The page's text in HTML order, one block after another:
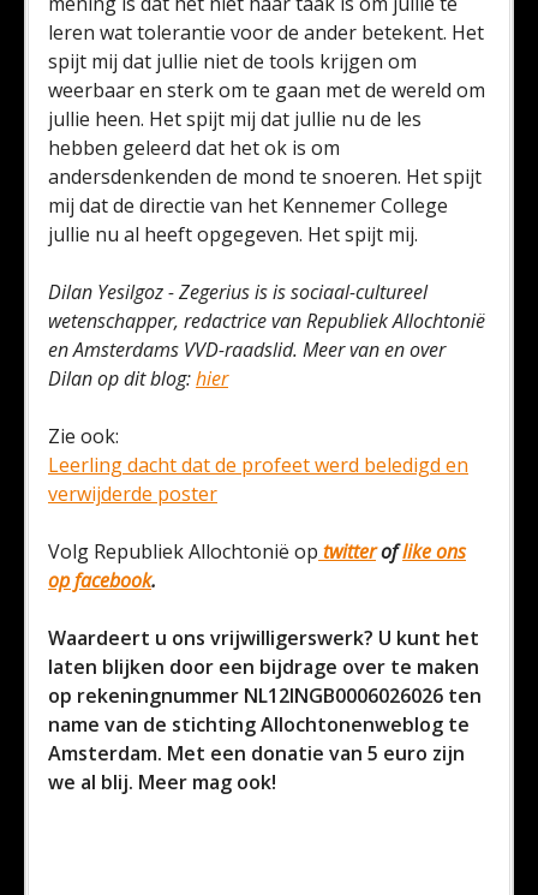
leren wat tolerantie voor de ander betekent. Het
spijt mij dat jullie niet de tools krijgen om
weerbaar en sterk om te gaan met de wereld om
jullie heen. Het spijt mij dat jullie nu de les
hebben geleerd dat het ok is om
andersdenkenden de mond te snoeren. Het spijt
mij dat de directie van het Kennemer College
jullie nu al heeft opgegeven. Het spijt mij.
Dilan Yesilgoz - Zegerius is is sociaal-cultureel
wetenschapper, redactrice van Republiek Allochtonië
en Amsterdams VVD-raadslid. Meer van en over
Dilan op dit blog:hier
Zie ook:
Leerling dacht dat de profeet werd beledigd en
verwijderde poster
Volg Republiek Allochtonië op twitteroflike ons
op facebook.
Waardeert u ons vrijwilligerswerk? U kunt het
laten blijken door een bijdrage over te maken
op rekeningnummer NL12INGB0006026026 ten
name van de stichting Allochtonenweblog te
Amsterdam. Met een donatie van 5 euro zijn
we al blij. Meer mag ook!